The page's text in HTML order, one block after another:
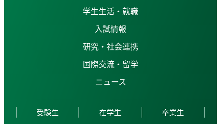
学生生活・就職
入試情報
研究・社会連携
国際交流・留学
ニュース
受験生 在学生 卒業生